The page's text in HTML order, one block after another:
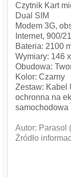
Czytnik Kart
Dual SIM
Modem 3G,
Internet, 900/
Bateria: 2100
Wymiary: 146
Obudowa:
Kolor: Czarny
Zestaw: Kabel
ochronna na
samochodowa
Autor: Parasol
Źródło